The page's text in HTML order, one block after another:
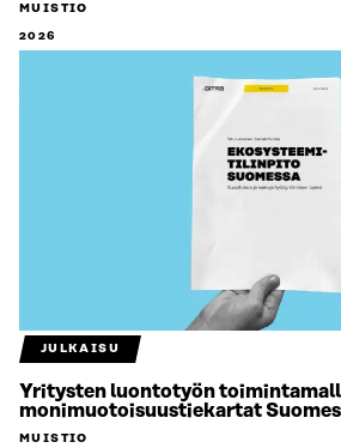
MUISTIO
2026
JULKAISU
Yritysten luontotyön
monimuotoisuustiekartat
MUISTIO